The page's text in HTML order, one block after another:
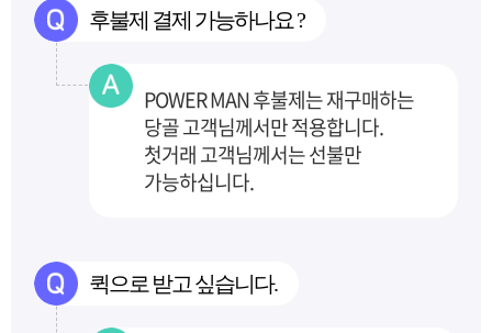
후불제 결제 가능하나요 ?
POWER MAN 후불제는 재구매하는
당골 고객님께서만 적용합니다.
첫거래 고객님께서는 선불만
가능하십니다.
퀵으로 받고 싶습니다.